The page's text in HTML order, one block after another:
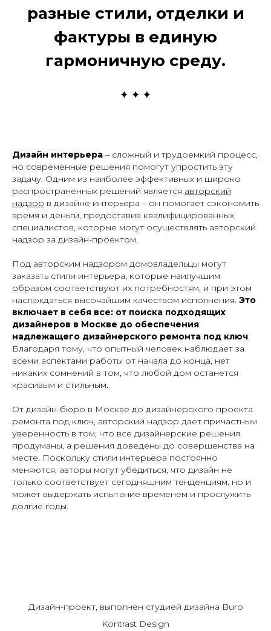
разные стили, отделки и
фактуры в единую
гармоничную среду.
Дизайн интерьера – сложный и трудоемкий процесс,
но современные решения помогут упростить эту
задачу. Одним из наиболее эффективных и широко
распространенных решений является авторский
надзор в дизайне интерьера – он помогает сэкономить
время и деньги, предоставив квалифицированных
специалистов, которые могут осуществлять авторский
надзор за дизайн-проектом.
Под авторским надзором домовладельцы могут
заказать стили интерьера, которые наилучшим
образом соответствуют их потребностям, и при этом
наслаждаться высочайшим качеством исполнения. Это
включает в себя все: от поиска подходящих
дизайнеров в Москве до обеспечения
надлежащего дизайнерского ремонта под ключ.
Благодаря тому, что опытный человек наблюдает за
всеми аспектами работы от начала до конца, нет
никаких сомнений в том, что любой дом останется
красивым и стильным.
От дизайн-бюро в Москве до дизайнерского проекта
ремонта под ключ, авторский надзор дает причастным
уверенность в том, что все дизайнерские решения
продуманы, а решения доведены до совершенства на
месте. Поскольку стили интерьера постоянно
меняются, авторы могут убедиться, что дизайн не
только соответствует сегодняшним тенденциям, но и
может выдержать испытание временем и прослужить
долгие годы.
Дизайн-проект, выполнен студией дизайна Buro
Kontrast Design